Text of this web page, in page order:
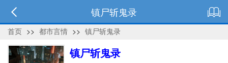
镇尸斩鬼录
首页 >> 都市言情 >> 镇尸斩鬼录
镇尸斩鬼录